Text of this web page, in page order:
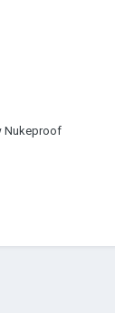
Nukeproof